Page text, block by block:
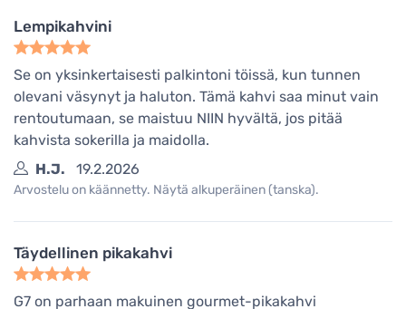
Lempikahvini
Se on yksinkertaisesti palkintoni töissä, kun tunnen
olevani väsynyt ja haluton. Tämä kahvi saa minut vain
rentoutumaan, se maistuu NIIN hyvältä, jos pitää
kahvista sokerilla ja maidolla.
H.J.
19.2.2026
Arvostelu on käännetty. Näytä alkuperäinen (tanska).
Täydellinen pikakahvi
G7 on parhaan makuinen gourmet-pikakahvi